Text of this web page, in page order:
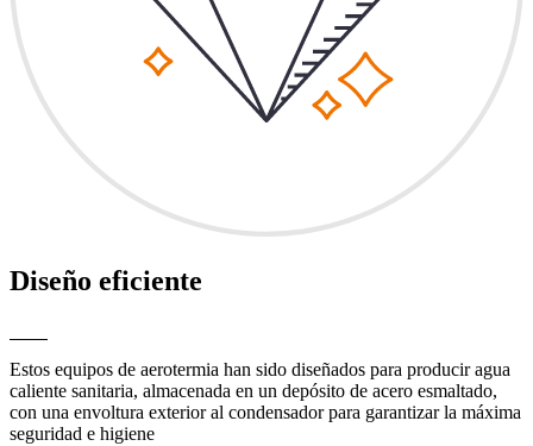
Diseño eficiente
Estos equipos de aerotermia han sido diseñados para producir agua
caliente sanitaria, almacenada en un depósito de acero esmaltado,
con una envoltura exterior al condensador para garantizar la máxima
seguridad e higiene